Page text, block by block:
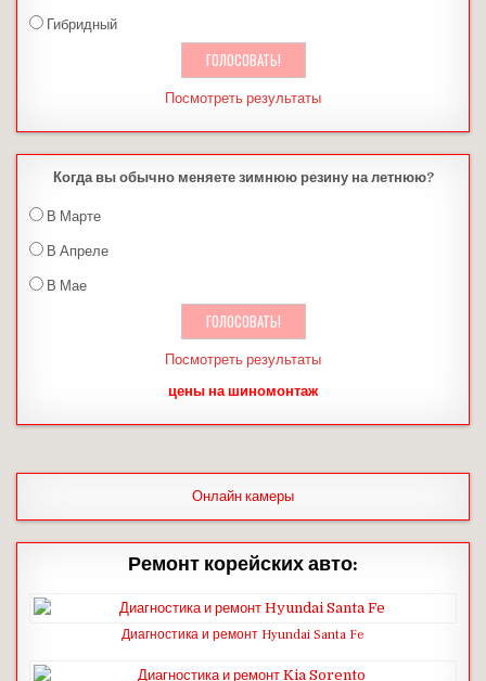
Гибридный
Посмотреть результаты
Когда вы обычно меняете зимнюю резину на летнюю?
В Марте
В Апреле
В Мае
Посмотреть результаты
цены на шиномонтаж
Онлайн камеры
Ремонт корейских авто:
Диагностика и ремонт Hyundai Santa Fe